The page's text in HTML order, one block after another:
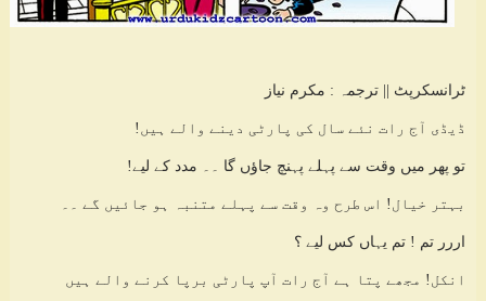
ٹرانسکرپٹ || ترجمہ : مکرم نیاز
ڈیڈی آج رات نئے سال کی پارٹی دینے والے ہیں!
تو پھر میں وقت سے پہلے پہنچ جاؤں گا ۔۔ مدد کے لیے!
بہتر خیال! اس طرح وہ وقت سے پہلے متنبہ ہو جائیں گے ۔۔
اررر تم ! تم یہاں کس لیے ؟
انکل! مجھے پتا ہے آج رات آپ پارٹی برپا کرنے والے ہیں